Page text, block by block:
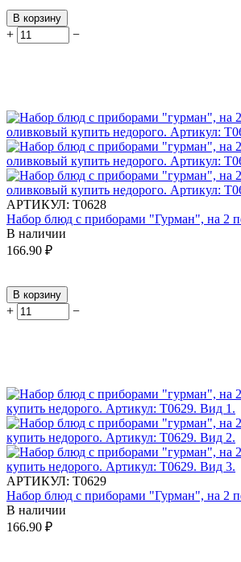
В корзину
+ −
АРТИКУЛ: Т0628
Набор блюд с приборами "Гурман", на 2
В наличии
166.90 ₽
В корзину
+ −
АРТИКУЛ: Т0629
Набор блюд с приборами "Гурман", на 2
В наличии
166.90 ₽